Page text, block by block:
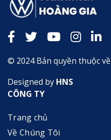
© 2024 Bản quyền thuộc
Designed by HNS
CÔNG TY
Trang chủ
Về Chúng Tôi